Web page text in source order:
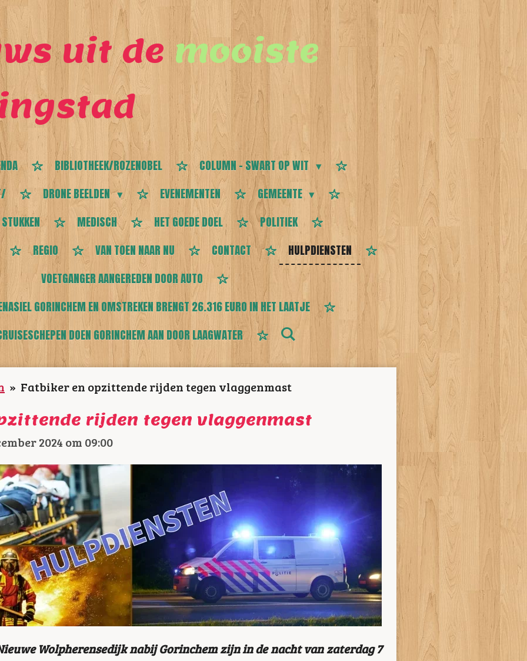
uit demooiste
BIBLIOTHEEK/ROZENOBEL
COLUMN - SWART OP WIT
DRONE BEELDEN EVENEMENTEN
GEMEENTE
MEDISCH HET GOEDE DOEL
POLITIEK
REGIO VAN TOEN NAAR NU CONTACT
HULPDIENSTEN
VOETGANGER AANGEREDEN DOOR AUTO
GORINCHEM EN OMSTREKEN BRENGT 26.316 EURO IN HET LAATJE
DOEN GORINCHEM AAN DOOR LAAGWATER
» Fatbiker en opzittende rijden tegen vlaggenmast
rijden tegen vlaggenmast
2024 om 09:00
Wolpherensedijk nabij Gorinchem zijn in de nacht van zaterdag 7